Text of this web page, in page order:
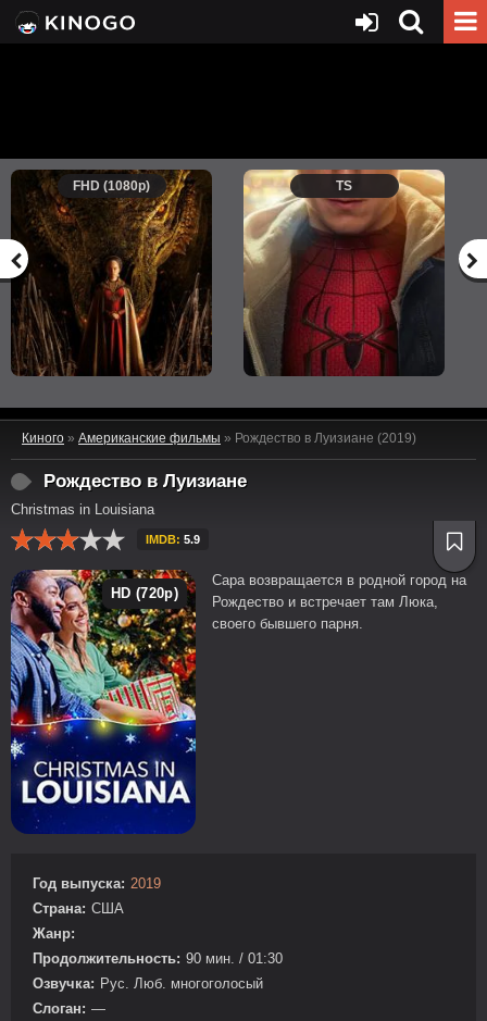
FHD (1080p) TS
Киного » Американские фильмы » Рождество в Луизиане (2019)
Рождество в Луизиане
Christmas in Louisiana
IMDB: 5.9
HD (720p)
Сара возвращается в родной город на
Рождество и встречает там Люка,
своего бывшего парня.
Год выпуска: 2019
Страна: США
Жанр:
Продолжительность: 90 мин. / 01:30
Озвучка: Рус. Люб. многоголосый
Слоган: —